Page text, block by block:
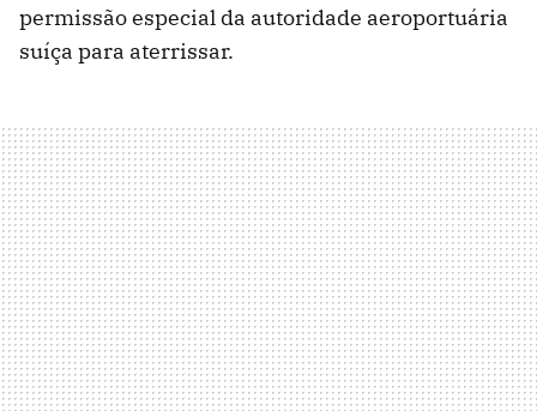
permissão especial da autoridade aeroportuária
suíça para aterrissar.